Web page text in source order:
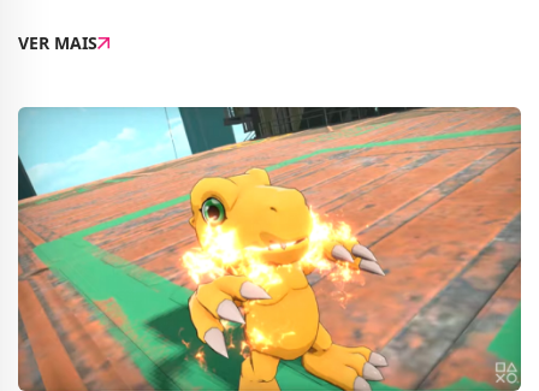
armas devastadoras e loot infinito prome
VER MAIS